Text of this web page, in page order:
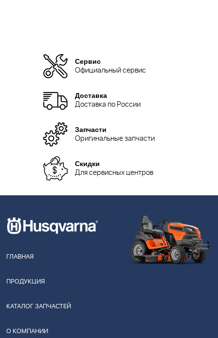
Сервис
Официальный сервис
Доставка
Доставка по России
Запчасти
Оригинальные запчасти
Скидки
Для сервисных центров
ГЛАВНАЯ
ПРОДУКЦИЯ
КАТАЛОГ ЗАПЧАСТЕЙ
О КОМПАНИИ